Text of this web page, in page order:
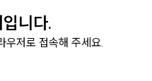
니다.
우저로 접속해 주세요.